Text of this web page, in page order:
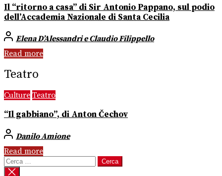
Il “ritorno a casa” di Sir Antonio Pappano, sul podio
dell’Accademia Nazionale di Santa Cecilia
Elena D’Alessandri e Claudio Filippello
Read more
Teatro
Culture Teatro
“Il gabbiano”, di Anton Čechov
Danilo Amione
Read more
Ricerca
per: